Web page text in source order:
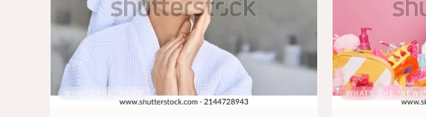
WHAT'S THE "NEWS" WHAT'S THE "NEWS"